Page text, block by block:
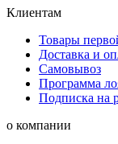
Клиентам
Товары
Доставка и
Самовывоз
Программа
Подписка на
о компании